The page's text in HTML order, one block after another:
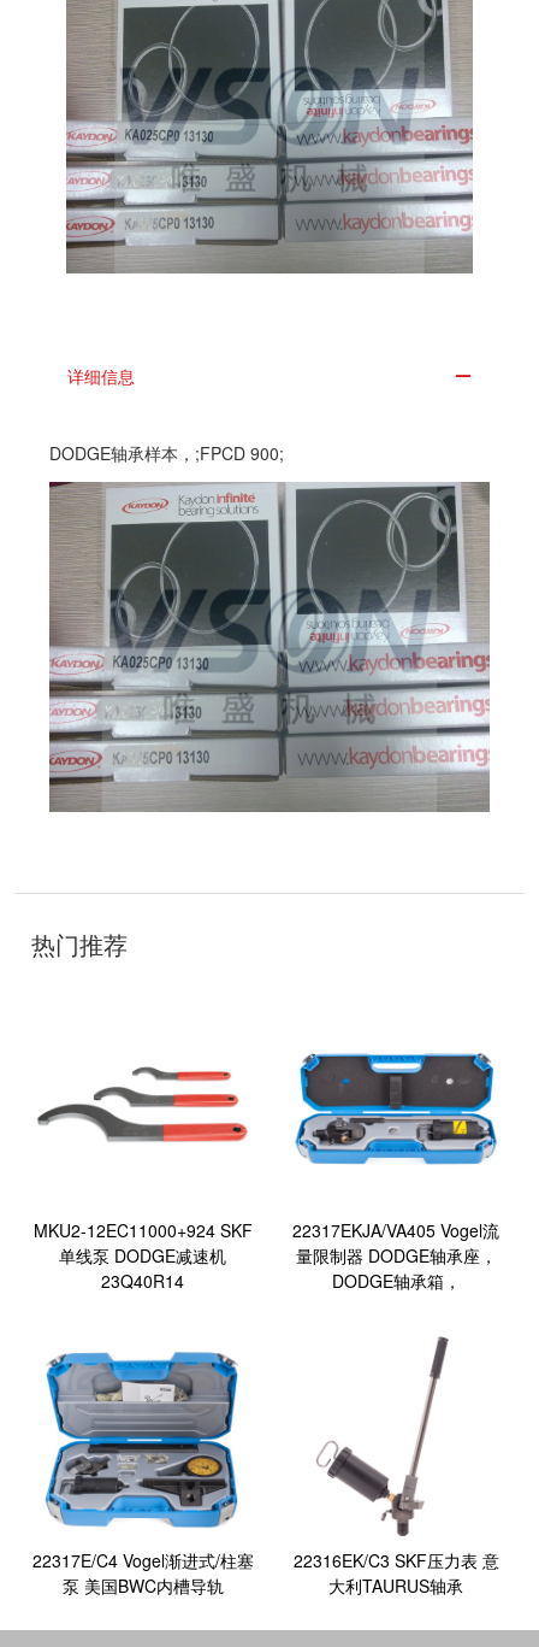
详细信息
DODGE轴承样本，;FPCD 900;
热门推荐
MKU2-12EC11000+924 SKF
单线泵 DODGE减速机
23Q40R14
22317EKJA/VA405 Vogel流
量限制器 DODGE轴承座，
DODGE轴承箱，
22317E/C4 Vogel渐进式/柱塞
泵 美国BWC内槽导轨
22316EK/C3 SKF压力表 意
大利TAURUS轴承